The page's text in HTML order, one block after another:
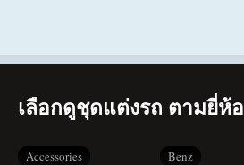
เลือกดูชุดแต่งรถ ตามยี่ห้อ
Accessories
Benz